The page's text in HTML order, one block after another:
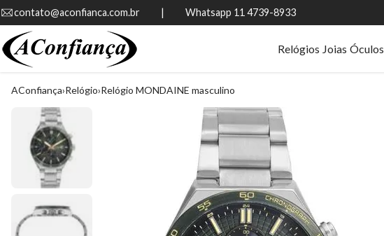
contato@aconfianca.com.br          |          Whatsapp 11 4739-8933
Relógios Joias Óculos
AConfiança Relógio Relógio MONDAINE masculino